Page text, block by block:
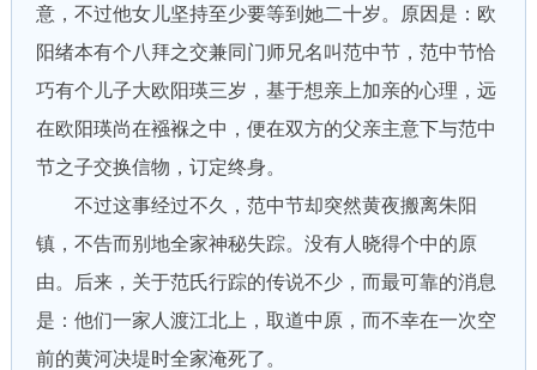
意，不过他女儿坚持至少要等到她二十岁。原因是：欧
阳绪本有个八拜之交兼同门师兄名叫范中节，范中节恰
巧有个儿子大欧阳瑛三岁，基于想亲上加亲的心理，远
在欧阳瑛尚在襁褓之中，便在双方的父亲主意下与范中
节之子交换信物，订定终身。
不过这事经过不久，范中节却突然黄夜搬离朱阳
镇，不告而别地全家神秘失踪。没有人晓得个中的原
由。后来，关于范氏行踪的传说不少，而最可靠的消息
是：他们一家人渡江北上，取道中原，而不幸在一次空
前的黄河决堤时全家淹死了。